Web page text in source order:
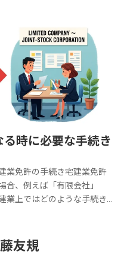
時に必要な手続き
業免許の手続き宅建業免許
、例えば「有限会社」
業上ではどのような手続き
→「株式会社」に組織変更
議を経て、法務局でその旨
友規